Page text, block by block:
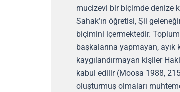
mucizevi bir biçimde denize
Sahak’ın öğretisi, Şii
biçimini içermektedir.
başkalarına yapmayan, ayık
kaygılandırmayan kişiler
kabul edilir (Moosa 1988,
oluşturmuş olmaları